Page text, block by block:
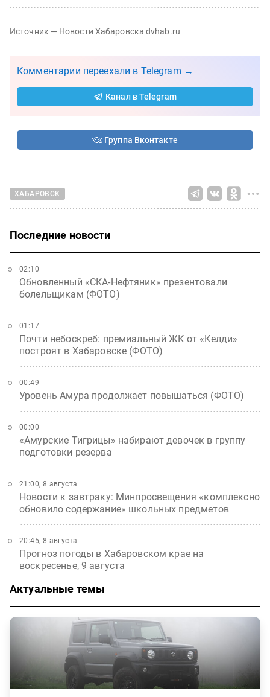
Источник — Новости Хабаровска dvhab.ru
Комментарии переехали в Telegram →
Канал в Telegram
Группа Вконтакте
ХАБАРОВСК
Последние новости
Обновленный «СКА-Нефтяник» презентовали
болельщикам (ФОТО)
02:10
Почти небоскреб: премиальный ЖК от «Келди»
построят в Хабаровске (ФОТО)
01:17
Уровень Амура продолжает повышаться (ФОТО)
00:49
«Амурские Тигрицы» набирают девочек в группу
подготовки резерва
00:00
Новости к завтраку: Минпросвещения «комплексно
обновило содержание» школьных предметов
21:00, 8 августа
Прогноз погоды в Хабаровском крае на
воскресенье, 9 августа
20:45, 8 августа
Актуальные темы